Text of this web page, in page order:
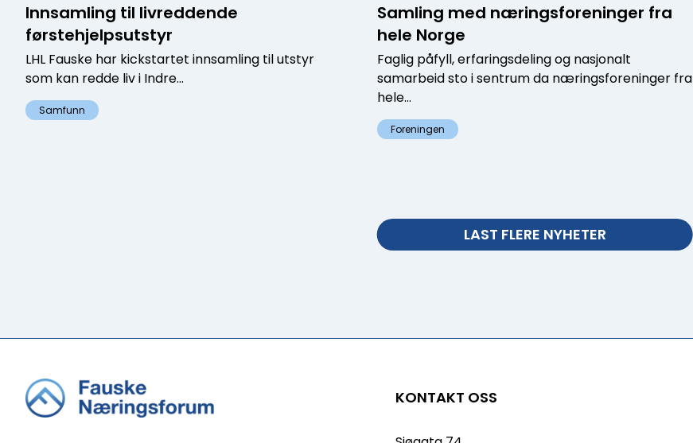
Innsamling til livreddende
førstehjelpsutstyr
LHL Fauske har kickstartet innsamling til utstyr
som kan redde liv i Indre...
Samfunn
Samling med næringsforeninger fra
hele Norge
Faglig påfyll, erfaringsdeling og nasjonalt
samarbeid sto i sentrum da næringsforeninger fra
hele...
Foreningen
LAST FLERE NYHETER
KONTAKT OSS